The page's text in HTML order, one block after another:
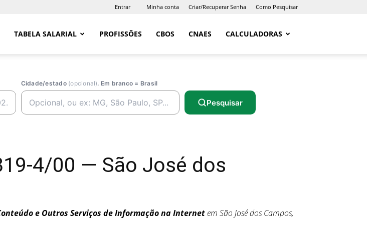
Entrar Minha conta Criar/Recuperar Senha Como Pesquisar
TABELA SALARIAL PROFISSÕES CBOS CNAES CALCULADORAS
Cidade/estado (opcional). Em branco = Brasil
Pesquisar
4/00 — São José dos
e Outros Serviços de Informação na Internetem São José dos Campos,